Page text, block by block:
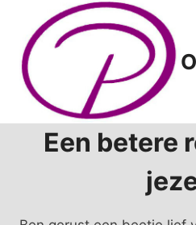
Doorgaan
inhoud
Een betere